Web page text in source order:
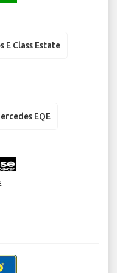
E Class Estate
EQE